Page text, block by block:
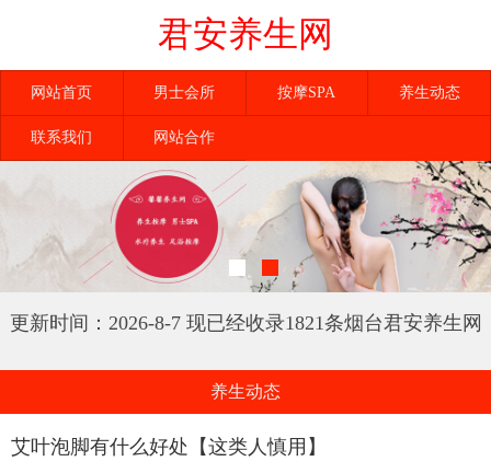
君安养生网
网站首页 男士会所 按摩SPA 养生动态
联系我们 网站合作
更新时间：2026-8-7 现已经收录1821条烟台君安养生网
养生动态
艾叶泡脚有什么好处【这类人慎用】